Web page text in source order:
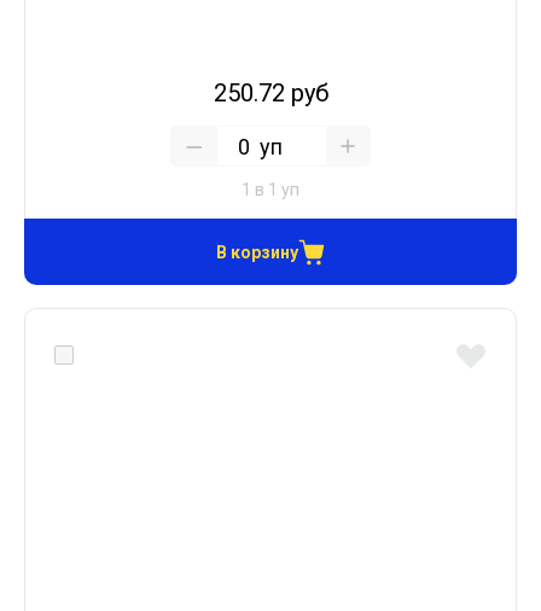
250.72 руб
уп
1 в 1 уп
В корзину